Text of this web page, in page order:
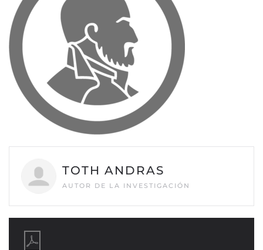
TOTH ANDRAS
AUTOR DE LA INVESTIGACIÓN